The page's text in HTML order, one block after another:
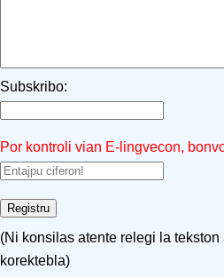
Subskribo:
Por kontroli vian E-lingvecon,
(Ni konsilas atente relegi la
korektebla)